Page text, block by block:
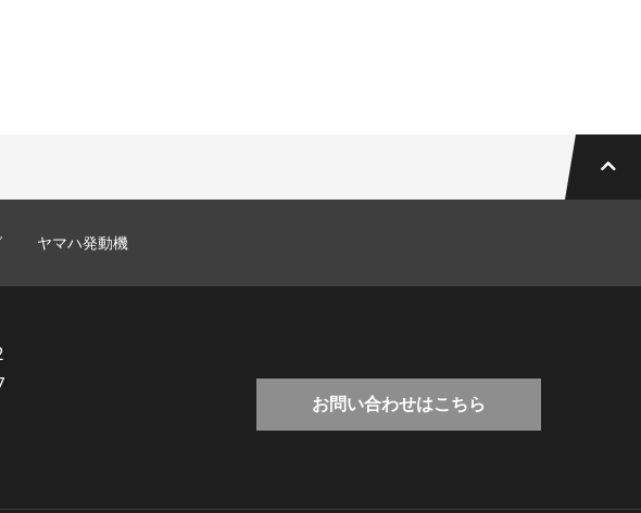
ヤマハ発動機
お問い合わせはこちら